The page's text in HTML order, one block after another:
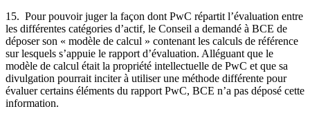
15. Pour pouvoir juger la façon dont PwC répartit l’évaluation entre
les différentes catégories d’actif, le Conseil a demandé à BCE de
déposer son « modèle de calcul » contenant les calculs de référence
sur lesquels s’appuie le rapport d’évaluation. Alléguant que le
modèle de calcul était la propriété intellectuelle de PwC et que sa
divulgation pourrait inciter à utiliser une méthode différente pour
évaluer certains éléments du rapport PwC, BCE n’a pas déposé cette
information.